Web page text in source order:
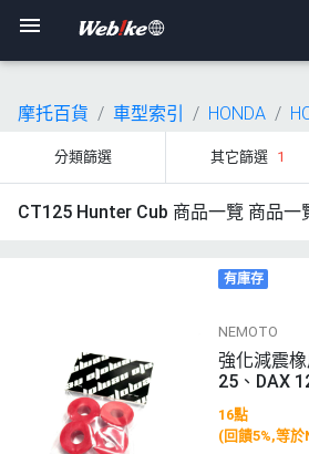
摩托百貨
車型索引 HONDA
分類篩選 其它篩選 1
CT125 Hunter Cub 商品一覽 商品一
有庫存
NEMOTO
強化減震
25、DAX
16點
(回饋5%,等